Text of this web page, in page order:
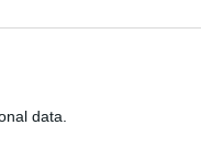
data.